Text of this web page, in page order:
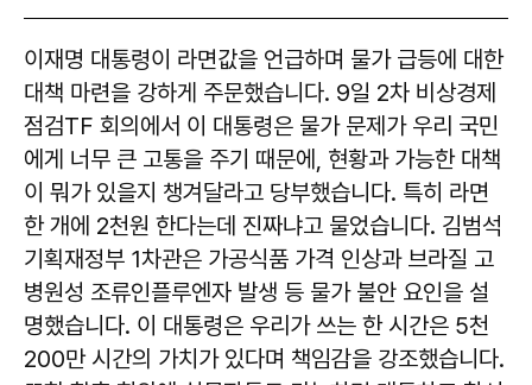
이재명 대통령이 라면값을 언급하며 물가 급등에 대한
대책 마련을 강하게 주문했습니다. 9일 2차 비상경제
점검TF 회의에서 이 대통령은 물가 문제가 우리 국민
에게 너무 큰 고통을 주기 때문에, 현황과 가능한 대책
이 뭐가 있을지 챙겨달라고 당부했습니다. 특히 라면
한 개에 2천원 한다는데 진짜냐고 물었습니다. 김범석
기획재정부 1차관은 가공식품 가격 인상과 브라질 고
병원성 조류인플루엔자 발생 등 물가 불안 요인을 설
명했습니다. 이 대통령은 우리가 쓰는 한 시간은 5천
200만 시간의 가치가 있다며 책임감을 강조했습니다.